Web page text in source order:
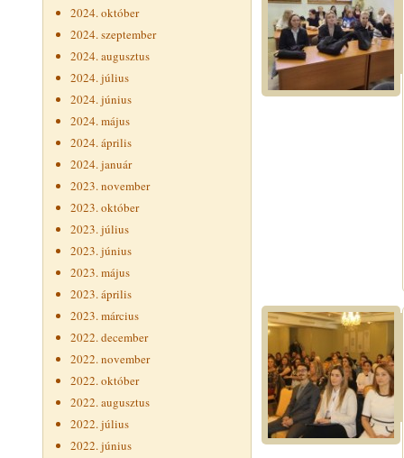
2024. október
2024. szeptember
2024. augusztus
2024. július
2024. június
2024. május
2024. április
2024. január
2023. november
2023. október
2023. július
2023. június
2023. május
2023. április
2023. március
2022. december
2022. november
2022. október
2022. augusztus
2022. július
2022. június